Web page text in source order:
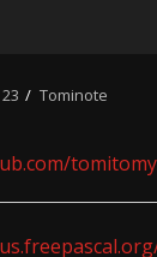
23 Tominote